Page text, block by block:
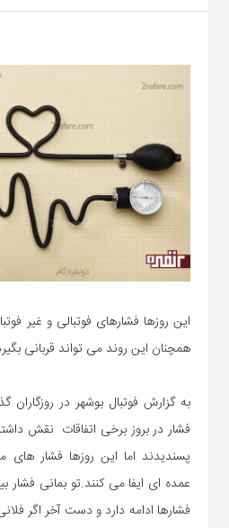
این روزها فشارهای فوتبالی و غیر
همچنان این روند می تواند قربانی
به گزارش فوتبال بوشهر در
فشار در بروز برخی اتفاقات نقش
پسندیدند اما این روزها فشار
عمده ای ایفا می کنند.تو بمانی
فشارها ادامه دارد و دست آخر اگر